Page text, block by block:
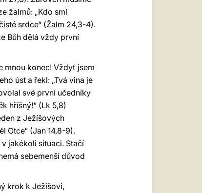
žalmů: „Kdo smí
srdce“ (Žalm 24,3-4).
Bůh dělá vždy první
mnou konec! Vždyť jsem
úst a řekl: „Tvá vina je
své první učedníky
hříšný!“ (Lk 5,8)
z Ježíšových
Otce“ (Jan 14,8-9).
jakékoli situaci. Stačí
sebemenší důvod
krok k Ježíšovi,